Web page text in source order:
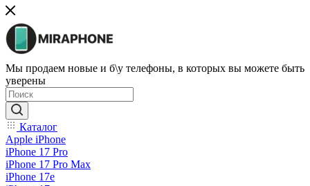
Мы продаем новые и б\у телефоны, в которых вы можете быть
уверены
Каталог
Apple iPhone
iPhone 17 Pro
iPhone 17 Pro Max
iPhone 17e